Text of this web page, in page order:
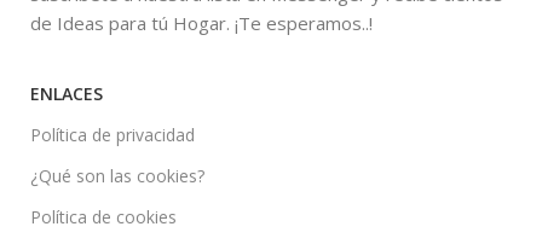
de Ideas para tú Hogar. ¡Te esperamos..!
ENLACES
Política de privacidad
¿Qué son las cookies?
Política de cookies